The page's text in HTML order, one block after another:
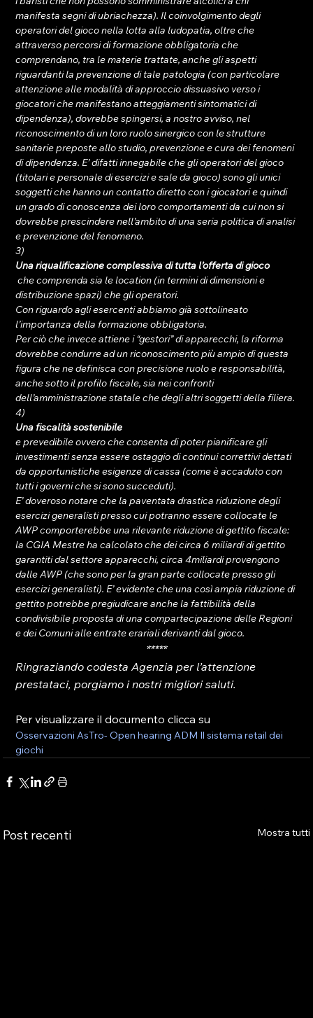
manifesta segni di ubriachezza). Il coinvolgimento degli
operatori del gioco nella lotta alla ludopatia, oltre che
attraverso percorsi di formazione obbligatoria che
comprendano, tra le materie trattate, anche gli aspetti
riguardanti la prevenzione di tale patologia (con particolare
attenzione alle modalità di approccio dissuasivo verso i
giocatori che manifestano atteggiamenti sintomatici di
dipendenza), dovrebbe spingersi, a nostro avviso, nel
riconoscimento di un loro ruolo sinergico con le strutture
sanitarie preposte allo studio, prevenzione e cura dei fenomeni
di dipendenza. E’ difatti innegabile che gli operatori del gioco
(titolari e personale di esercizi e sale da gioco) sono gli unici
soggetti che hanno un contatto diretto con i giocatori e quindi
un grado di conoscenza dei loro comportamenti da cui non si
dovrebbe prescindere nell’ambito di una seria politica di analisi
e prevenzione del fenomeno.
3)
Una riqualificazione complessiva di tutta l’offerta di gioco
che comprenda sia le location (in termini di dimensioni e
distribuzione spazi) che gli operatori.
Con riguardo agli esercenti abbiamo già sottolineato
l’importanza della formazione obbligatoria.
Per ciò che invece attiene i “gestori” di apparecchi, la riforma
dovrebbe condurre ad un riconoscimento più ampio di questa
figura che ne definisca con precisione ruolo e responsabilità,
anche sotto il profilo fiscale, sia nei confronti
dell’amministrazione statale che degli altri soggetti della filiera.
4)
Una fiscalità sostenibile
e prevedibile ovvero che consenta di poter pianificare gli
investimenti senza essere ostaggio di continui correttivi dettati
da opportunistiche esigenze di cassa (come è accaduto con
tutti i governi che si sono succeduti).
E’ doveroso notare che la paventata drastica riduzione degli
esercizi generalisti presso cui potranno essere collocate le
AWP comporterebbe una rilevante riduzione di gettito fiscale:
la CGIA Mestre ha calcolato che dei circa 6 miliardi di gettito
garantiti dal settore apparecchi, circa 4miliardi provengono
dalle AWP (che sono per la gran parte collocate presso gli
esercizi generalisti). E’ evidente che una così ampia riduzione di
gettito potrebbe pregiudicare anche la fattibilità della
condivisibile proposta di una compartecipazione delle Regioni
e dei Comuni alle entrate erariali derivanti dal gioco.
*****
Ringraziando codesta Agenzia per l’attenzione
prestataci, porgiamo i nostri migliori saluti.
Per visualizzare il documento clicca su
Osservazioni AsTro- Open hearing ADM Il sistema retail dei
giochi
Post recenti Mostra tutti